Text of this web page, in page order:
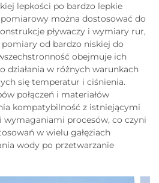
lepkości po bardzo lepkie
pomiarowy można dostosować do
pływaczy i wymiary rur,
pomiary od bardzo niskiej do
obejmuje ich
działania w różnych warunkach
się temperatur i ciśnienia.
połączeń i materiałów
kompatybilność z istniejącymi
procesów, co czyni
w wielu gałęziach
wody po przetwarzanie